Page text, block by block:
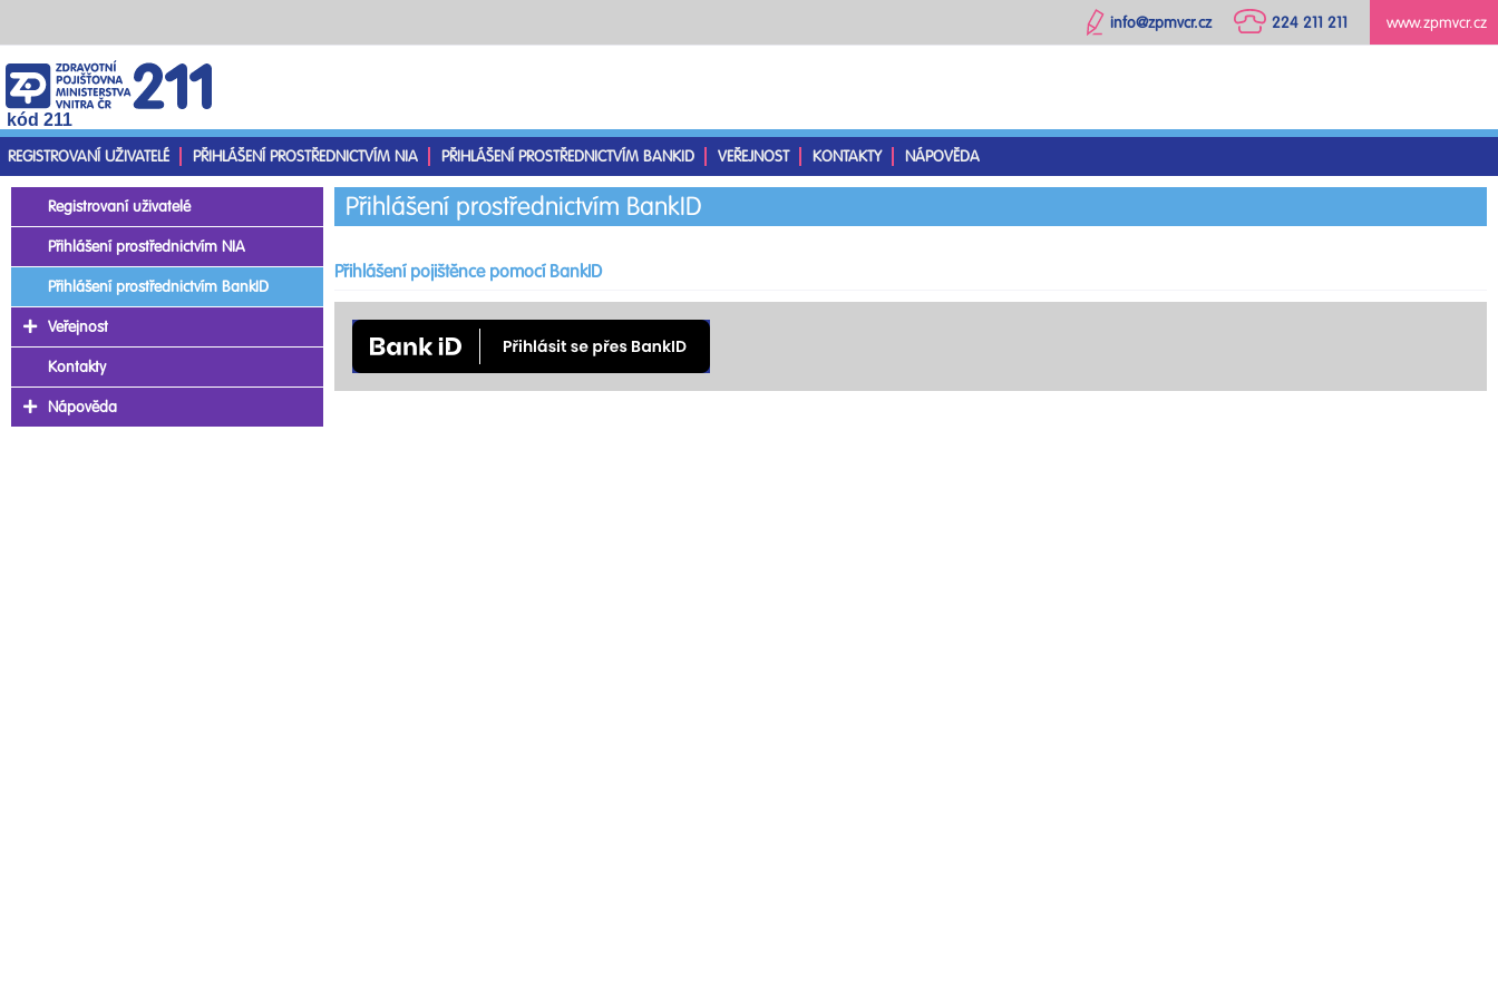
www.zpmvcr.cz
224 211 211
info@zpmvcr.cz
kód 211
REGISTROVANÍ UŽIVATELÉ
PŘIHLÁŠENÍ PROSTŘEDNICTVÍM NIA PŘIHLÁŠENÍ PROSTŘEDNICTVÍM BANKID VEŘEJNOST KONTAKTY NÁPOVĚDA
Přihlášení prostřednictvím BankID
Přihlášení pojištěnce pomocí BankID
Registrovaní uživatelé
Přihlášení prostřednictvím NIA
Přihlášení prostřednictvím BankID
Veřejnost
Kontakty
Nápověda